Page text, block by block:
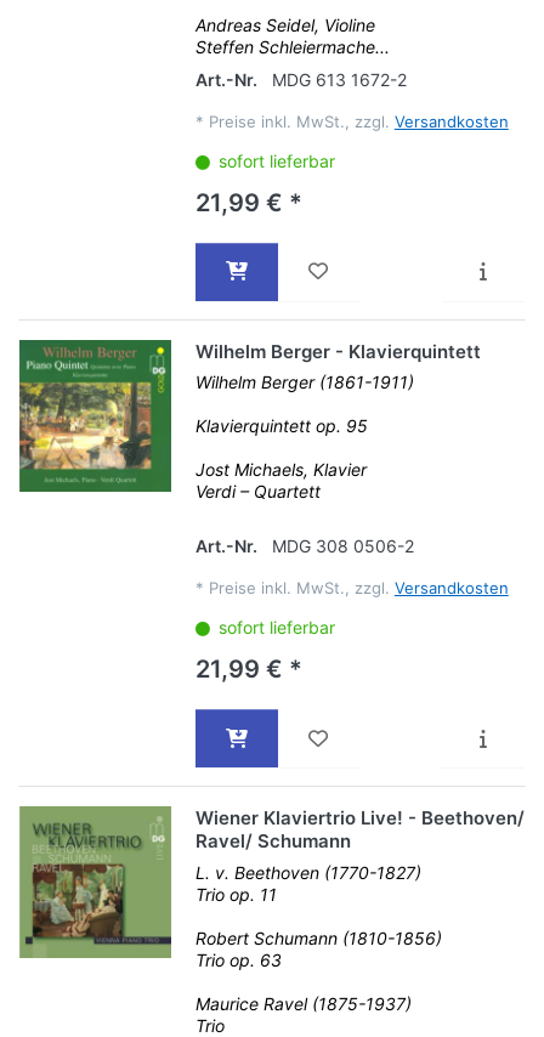
Andreas Seidel, Violine
Steffen Schleiermache...
Art.-Nr.
MDG 613 1672-2
* Preise inkl. MwSt., zzgl. Versandkosten
sofort lieferbar
21,99 € *
Wilhelm Berger - Klavierquintett
Wilhelm Berger (1861-1911)
Klavierquintett op. 95
Jost Michaels, Klavier
Verdi – Quartett
Art.-Nr. MDG 308 0506-2
* Preise inkl. MwSt., zzgl. Versandkosten
sofort lieferbar
21,99 € *
Wiener Klaviertrio Live! - Beethoven/
Ravel/ Schumann
L. v. Beethoven (1770-1827)
Trio op. 11
Robert Schumann (1810-1856)
Trio op. 63
Maurice Ravel (1875-1937)
Trio